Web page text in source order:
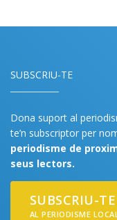
SUBSCRIU-TE
Dona suport al
te’n subscriptor per
periodisme de
seus lectors.
SUBSCRIU-
AL PERIODISME LOCAL